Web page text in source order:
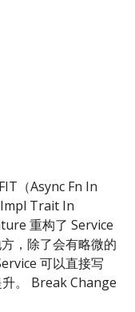
（Async Fn In
Trait In
重构了 Service
，除了会有略微的
可以直接写
。 Break Change